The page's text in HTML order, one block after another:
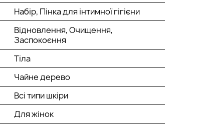
Набір, Пінка для інтимної гігієни
Відновлення, Очищення,
Заспокоєння
Тіла
Чайне дерево
Всі типи шкіри
Для жінок